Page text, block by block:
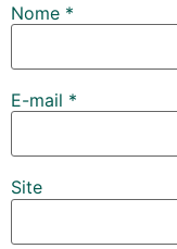
Nome *
E-mail *
Site